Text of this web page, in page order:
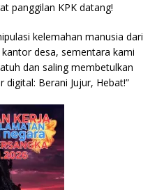
panggilan KPK datang!
kelemahan manusia dari
desa, sementara kami
dan saling membetulkan
Berani Jujur, Hebat!”